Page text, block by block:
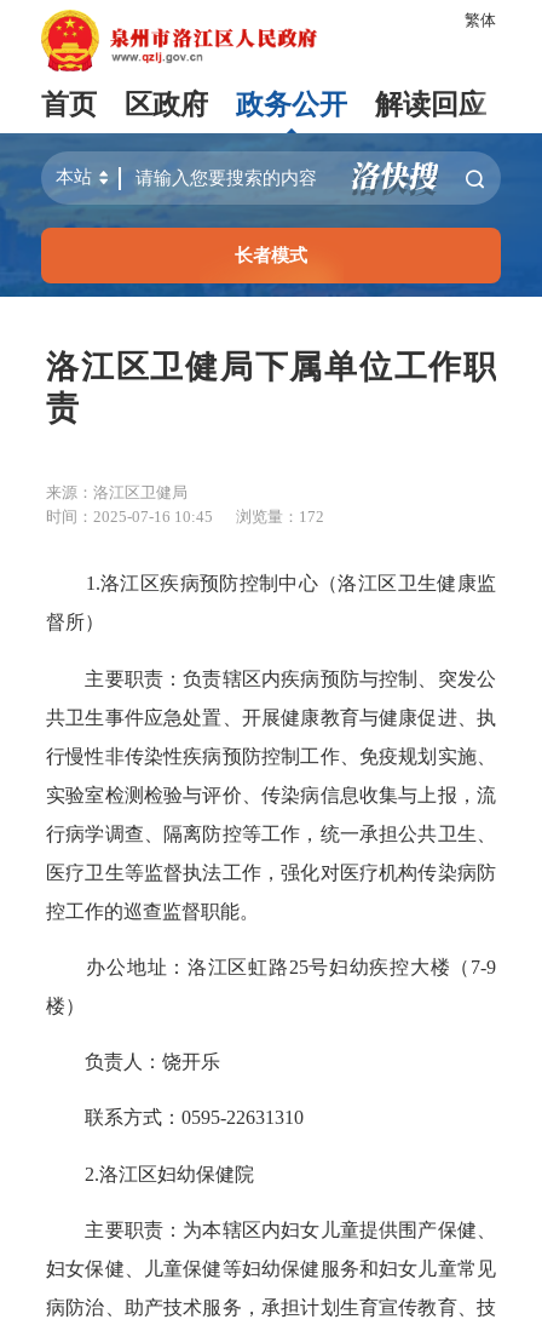
繁体
首页 区政府 政务公开 解读回应
长者模式
洛江区卫健局下属单位工作职
责
来源：洛江区卫健局
时间：2025-07-16 10:45
浏览量： 172
1.洛江区疾病预防控制中心（洛江区卫生健康监
督所）
主要职责：负责辖区内疾病预防与控制、突发公
共卫生事件应急处置、开展健康教育与健康促进、执
行慢性非传染性疾病预防控制工作、免疫规划实施、
实验室检测检验与评价、传染病信息收集与上报，流
行病学调查、隔离防控等工作，统一承担公共卫生、
医疗卫生等监督执法工作，强化对医疗机构传染病防
控工作的巡查监督职能。
办公地址：洛江区虹路25号妇幼疾控大楼（7-9
楼）
负责人：饶开乐
联系方式：0595-22631310
2.洛江区妇幼保健院
主要职责：为本辖区内妇女儿童提供围产保健、
妇女保健、儿童保健等妇幼保健服务和妇女儿童常见
病防治、助产技术服务，承担计划生育宣传教育、技